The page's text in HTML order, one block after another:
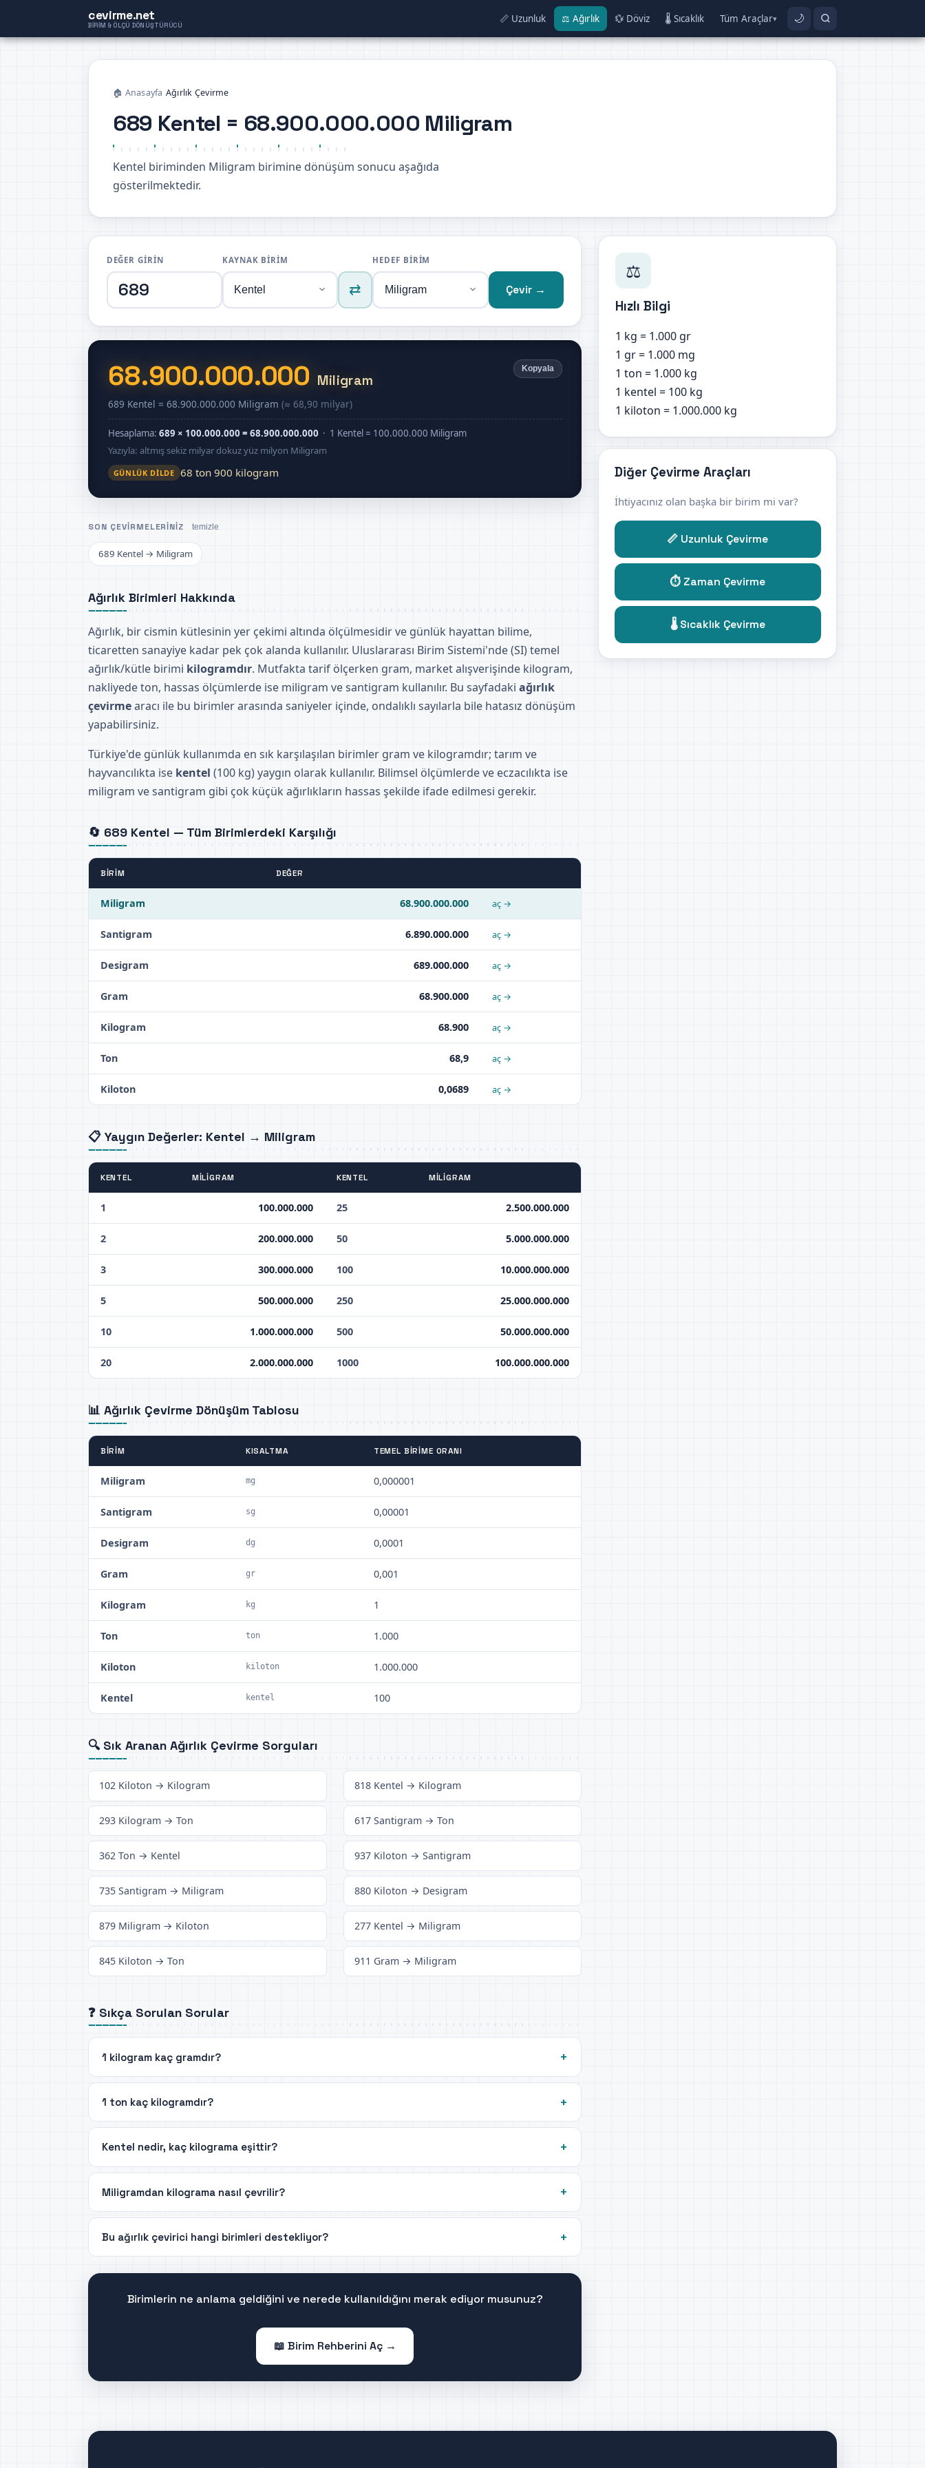
cevirme.net
BIRIM & ÖLÇÜ DÖNÜŞTÜRÜCÜ
📏 Uzunluk ⚖️ Ağırlık 💱 Döviz 🌡️ Sıcaklık Tüm Araçlar▾ 🌙
🏠 Anasayfa Ağırlık Çevirme
689 Kentel = 68.900.000.000 Miligram
Kentel biriminden Miligram birimine dönüşüm sonucu aşağıda
gösterilmektedir.
DEĞER GIRIN KAYNAK BIRIM
⇄
HEDEF BIRIM
Çevir →
Kopyala
68.900.000.000 Miligram
689 Kentel = 68.900.000.000 Miligram (≈ 68,90 milyar)
Hesaplama: 689 × 100.000.000 = 68.900.000.000 · 1 Kentel = 100.000.000 Miligram
Yazıyla: altmış sekiz milyar dokuz yüz milyon Miligram
GÜNLÜK DILDE 68 ton 900 kilogram
SON ÇEVIRMELERINIZ temizle
689 Kentel → Miligram
Ağırlık Birimleri Hakkında
Ağırlık, bir cismin kütlesinin yer çekimi altında ölçülmesidir ve günlük hayattan bilime,
ticaretten sanayiye kadar pek çok alanda kullanılır. Uluslararası Birim Sistemi'nde (SI) temel
ağırlık/kütle birimi kilogramdır. Mutfakta tarif ölçerken gram, market alışverişinde kilogram,
nakliyede ton, hassas ölçümlerde ise miligram ve santigram kullanılır. Bu sayfadaki ağırlık
çevirmearacı ile bu birimler arasında saniyeler içinde, ondalıklı sayılarla bile hatasız dönüşüm
yapabilirsiniz.
Türkiye'de günlük kullanımda en sık karşılaşılan birimler gram ve kilogramdır; tarım ve
hayvancılıkta ise kentel (100 kg) yaygın olarak kullanılır. Bilimsel ölçümlerde ve eczacılıkta ise
miligram ve santigram gibi çok küçük ağırlıkların hassas şekilde ifade edilmesi gerekir.
🔄 689 Kentel — Tüm Birimlerdeki Karşılığı
BIRIM DEĞER
Miligram 68.900.000.000 aç →
Santigram 6.890.000.000 aç →
Desigram 689.000.000 aç →
Gram 68.900.000 aç →
Kilogram 68.900 aç →
Ton 68,9 aç →
Kiloton 0,0689 aç →
📋 Yaygın Değerler: Kentel → Miligram
KENTEL MILIGRAM KENTEL MILIGRAM
1 100.000.000 25 2.500.000.000
2 200.000.000 50 5.000.000.000
3 300.000.000 100 10.000.000.000
5 500.000.000 250 25.000.000.000
10 1.000.000.000 500 50.000.000.000
20 2.000.000.000 1000 100.000.000.000
📊 Ağırlık Çevirme Dönüşüm Tablosu
BIRIM KISALTMA TEMEL BIRIME ORANI
Miligram mg 0,000001
Santigram sg 0,00001
Desigram dg 0,0001
Gram gr 0,001
Kilogram kg 1
Ton ton 1.000
Kiloton kiloton 1.000.000
Kentel kentel 100
🔍 Sık Aranan Ağırlık Çevirme Sorguları
102 Kiloton → Kilogram
293 Kilogram → Ton
362 Ton → Kentel
735 Santigram → Miligram
879 Miligram → Kiloton
845 Kiloton → Ton
818 Kentel → Kilogram
617 Santigram → Ton
937 Kiloton → Santigram
880 Kiloton → Desigram
277 Kentel → Miligram
911 Gram → Miligram
❓ Sıkça Sorulan Sorular
1 kilogram kaç gramdır?
1 ton kaç kilogramdır?
Kentel nedir, kaç kilograma eşittir?
Miligramdan kilograma nasıl çevrilir?
Bu ağırlık çevirici hangi birimleri destekliyor?
Birimlerin ne anlama geldiğini ve nerede kullanıldığını merak ediyor musunuz?
📖 Birim Rehberini Aç →
⚖️
Hızlı Bilgi
1 kg = 1.000 gr
1 gr = 1.000 mg
1 ton = 1.000 kg
1 kentel = 100 kg
1 kiloton = 1.000.000 kg
Diğer Çevirme Araçları
İhtiyacınız olan başka bir birim mi var?
📏 Uzunluk Çevirme
⏱️ Zaman Çevirme
🌡️ Sıcaklık Çevirme